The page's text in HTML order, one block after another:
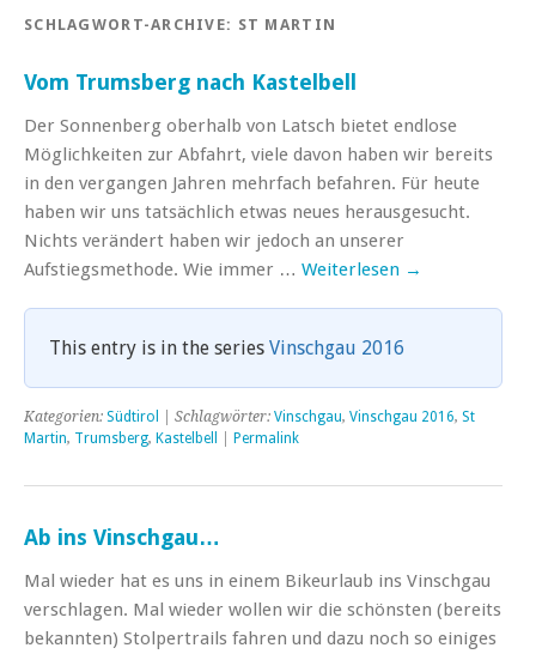
SCHLAGWORT-ARCHIVE: ST MARTIN
Vom Trumsberg nach Kastelbell
Der Sonnenberg oberhalb von Latsch bietet endlose
Möglichkeiten zur Abfahrt, viele davon haben wir bereits
in den vergangen Jahren mehrfach befahren. Für heute
haben wir uns tatsächlich etwas neues herausgesucht.
Nichts verändert haben wir jedoch an unserer
Aufstiegsmethode. Wie immer … Weiterlesen →
This entry is in the series Vinschgau 2016
Kategorien: Südtirol | Schlagwörter: Vinschgau, Vinschgau 2016, St
Martin, Trumsberg, Kastelbell Permalink
Ab ins Vinschgau…
Mal wieder hat es uns in einem Bikeurlaub ins Vinschgau
verschlagen. Mal wieder wollen wir die schönsten (bereits
bekannten) Stolpertrails fahren und dazu noch so einiges